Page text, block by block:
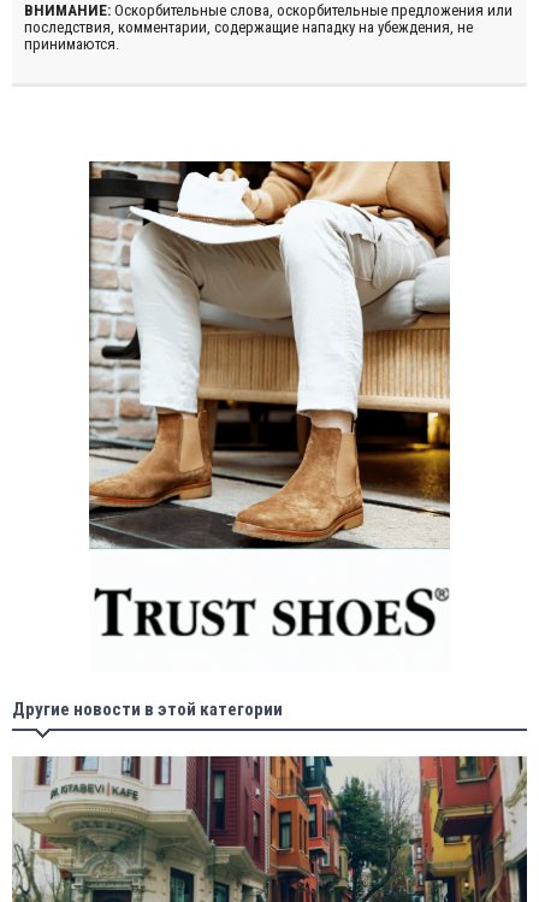
ВНИМАНИЕ: Оскорбительные слова, оскорбительные предложения или
последствия, комментарии, содержащие нападку на убеждения, не
принимаются.
Другие новости в этой категории